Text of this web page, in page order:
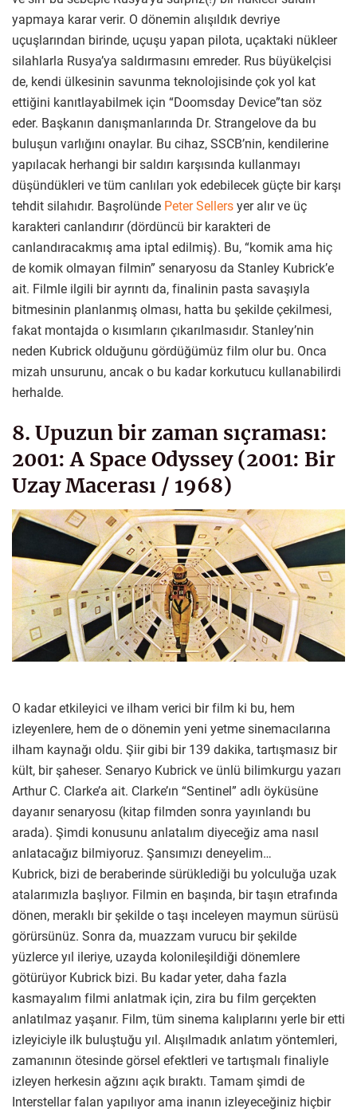
yapmaya karar verir. O dönemin alışıldık devriye
uçuşlarından birinde, uçuşu yapan pilota, uçaktaki nükleer
silahlarla Rusya’ya saldırmasını emreder. Rus büyükelçisi
de, kendi ülkesinin savunma teknolojisinde çok yol kat
ettiğini kanıtlayabilmek için “Doomsday Device”tan söz
eder. Başkanın danışmanlarında Dr. Strangelove da bu
buluşun varlığını onaylar. Bu cihaz, SSCB’nin, kendilerine
yapılacak herhangi bir saldırı karşısında kullanmayı
düşündükleri ve tüm canlıları yok edebilecek güçte bir karşı
tehdit silahıdır. Başrolünde Peter Sellers yer alır ve üç
karakteri canlandırır (dördüncü bir karakteri de
canlandıracakmış ama iptal edilmiş). Bu, “komik ama hiç
de komik olmayan filmin” senaryosu da Stanley Kubrick’e
ait. Filmle ilgili bir ayrıntı da, finalinin pasta savaşıyla
bitmesinin planlanmış olması, hatta bu şekilde çekilmesi,
fakat montajda o kısımların çıkarılmasıdır. Stanley’nin
neden Kubrick olduğunu gördüğümüz film olur bu. Onca
mizah unsurunu, ancak o bu kadar korkutucu kullanabilirdi
herhalde.
8. Upuzun bir zaman sıçraması:
2001: A Space Odyssey (2001: Bir
Uzay Macerası / 1968)
O kadar etkileyici ve ilham verici bir film ki bu, hem
izleyenlere, hem de o dönemin yeni yetme sinemacılarına
ilham kaynağı oldu. Şiir gibi bir 139 dakika, tartışmasız bir
kült, bir şaheser. Senaryo Kubrick ve ünlü bilimkurgu yazarı
Arthur C. Clarke’a ait. Clarke’ın “Sentinel” adlı öyküsüne
dayanır senaryosu (kitap filmden sonra yayınlandı bu
arada). Şimdi konusunu anlatalım diyeceğiz ama nasıl
anlatacağız bilmiyoruz. Şansımızı deneyelim…
Kubrick, bizi de beraberinde sürüklediği bu yolculuğa uzak
atalarımızla başlıyor. Filmin en başında, bir taşın etrafında
dönen, meraklı bir şekilde o taşı inceleyen maymun sürüsü
görürsünüz. Sonra da, muazzam vurucu bir şekilde
yüzlerce yıl ileriye, uzayda kolonileşildiği dönemlere
götürüyor Kubrick bizi. Bu kadar yeter, daha fazla
kasmayalım filmi anlatmak için, zira bu film gerçekten
anlatılmaz yaşanır. Film, tüm sinema kalıplarını yerle bir etti
izleyiciyle ilk buluştuğu yıl. Alışılmadık anlatım yöntemleri,
zamanının ötesinde görsel efektleri ve tartışmalı finaliyle
izleyen herkesin ağzını açık bıraktı. Tamam şimdi de
Interstellar falan yapılıyor ama inanın izleyeceğiniz hiçbir